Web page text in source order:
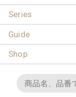
Series
Guide
Shop